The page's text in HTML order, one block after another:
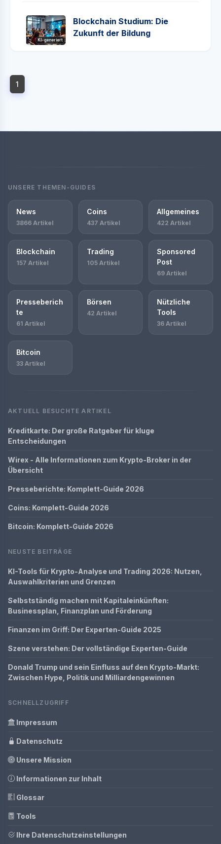
KI-generiert
Blockchain Studium: Die
Zukunft der Bildung
1
UNSERE THEMEN-GUIDES
News
3866 Artikel
Coins
437 Artikel
Allgemeines
422 Artikel
Blockchain
157 Artikel
Trading
105 Artikel
Sponsored
Post
69 Artikel
Presseberich
te
61 Artikel
Börsen
42 Artikel
Nützliche
Tools
36 Artikel
Bitcoin
33 Artikel
AKTUELL BESUCHTE ARTIKEL
Kreditkarte: Der große Ratgeber für kluge
Entscheidungen
Wirex - Alle Informationen zum Krypto-Broker in der
Übersicht
Presseberichte: Komplett-Guide 2026
Coins: Komplett-Guide 2026
Bitcoin: Komplett-Guide 2026
NEUSTE BEITRÄGE
KI-Tools für Krypto-Analyse und Trading 2026: Nutzen,
Auswahlkriterien und Grenzen
Selbstständig machen mit Kapitaleinkünften:
Businessplan, Finanzplan und Förderung
Finanzen im Griff: Der Experten-Guide 2025
Szene verstehen: Der vollständige Experten-Guide
Donald Trump und sein Einfluss auf den Krypto-Markt:
Zwischen Hype, Politik und Milliardengewinnen
SCHNELLZUGRIFF
Impressum
Datenschutz
Unsere Mission
Informationen zur Inhalt
Glossar
Tools
Ihre Datenschutzeinstellungen